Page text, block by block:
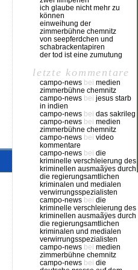
ich glaube nicht mehr zu
können
einweihung der
zimmerbühne chemnitz
von seepferdchen und
schabrackentapiren
der tod ist eine zumutung
letzte kommentare
campo-news bei medien
zimmerbühne chemnitz
campo-news bei jesus starb
in indien
campo-news bei das sakrileg
campo-news bei medien
zimmerbühne chemnitz
campo-news bei video
kommentare
campo-news bei die
kriminelle verschleierung des
kriminellen ausmaãÿes durch
die regierungsamtlichen
kriminalen und medialen
verwirrungsspezialisten
campo-news bei die
kriminelle verschleierung des
kriminellen ausmaãÿes durch
die regierungsamtlichen
kriminalen und medialen
verwirrungsspezialisten
campo-news bei medien
zimmerbühne chemnitz
campo-news bei die